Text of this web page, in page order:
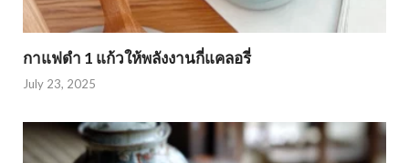
กาแฟดำ 1 แก้วให้พลังงานกี่แคลอรี่
July 23, 2025